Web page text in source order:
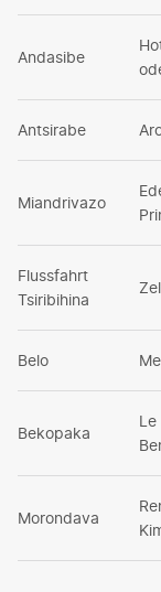
Andasibe
Antsirabe
Miandrivazo
Flussfahrt
Tsiribihina
Belo
Bekopaka
Morondava